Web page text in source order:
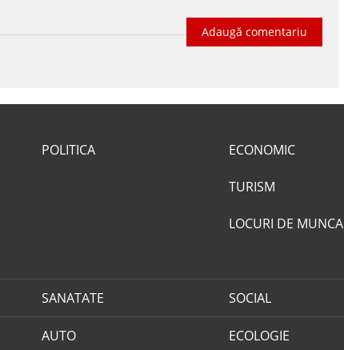
Adaugă comentariu
POLITICA ECONOMIC
TURISM
LOCURI DE MUNCA
SANATATE SOCIAL
AUTO ECOLOGIE